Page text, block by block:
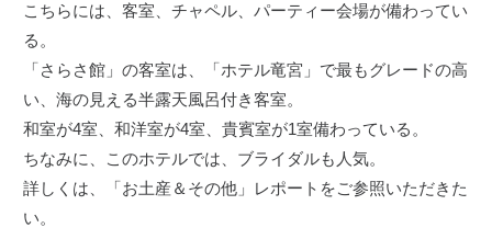
こちらには、客室、チャペル、パーティー会場が備わってい
る。
「さらさ館」の客室は、「ホテル竜宮」で最もグレードの高
い、海の見える半露天風呂付き客室。
和室が4室、和洋室が4室、貴賓室が1室備わっている。
ちなみに、このホテルでは、ブライダルも人気。
詳しくは、
「お土産＆その他」レポート をご参照いただきた
い。